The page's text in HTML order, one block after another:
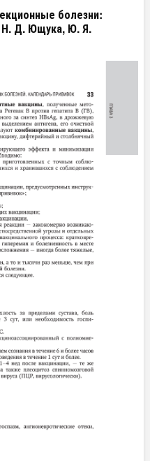
болезни:
Н. Д. Ющука, Ю. Я.